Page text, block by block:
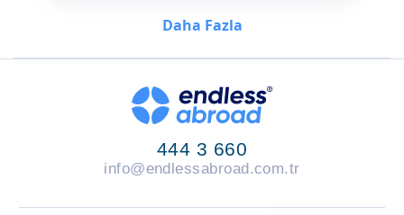
Daha Fazla
444 3 660
info@endlessabroad.com.tr